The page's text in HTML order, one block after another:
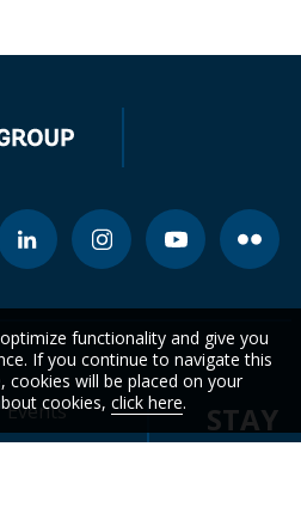
Events
STAY
functionality and give you
If you continue to navigate this
cookies will be placed on your
cookies, click here.